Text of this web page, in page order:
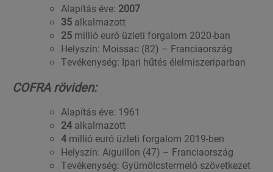
Alapítás éve: 2007
35 alkalmazott
25 millió euró üzleti forgalom 2020-ban
Helyszín: Moissac (82) – Franciaország
Tevékenység: Ipari hűtés élelmiszeriparban
COFRA röviden:
Alapítás éve: 1961
24 alkalmazott
4 millió euró üzleti forgalom 2019-ben
Helyszín: Aiguillon (47) – Franciaország
Tevékenység: Gyümölcstermelő szövetkezet